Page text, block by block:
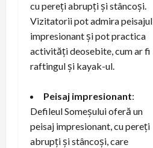
cu pereți abrupți și stâncoși.
Vizitatorii pot admira peisajul
impresionant și pot practica
activități deosebite, cum ar fi
raftingul și kayak-ul.
Peisaj impresionant:
Defileul Someșului oferă un
peisaj impresionant, cu pereți
abrupți și stâncoși, care